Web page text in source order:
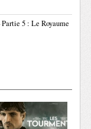
Partie 5 : Le Royaume